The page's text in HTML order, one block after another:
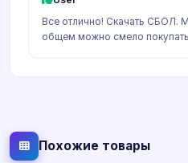
Все отлично! Скачать СБОЛ.
общем можно смело
Похожие товары